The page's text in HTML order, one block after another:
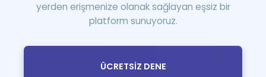
yerden erişmenize olanak sağlayan eşsiz bir
platform sunuyoruz.
ÜCRETSİZ DENE